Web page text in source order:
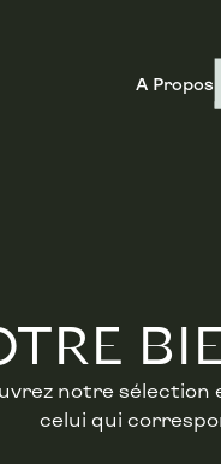
A Propos
notre sélection
celui qui